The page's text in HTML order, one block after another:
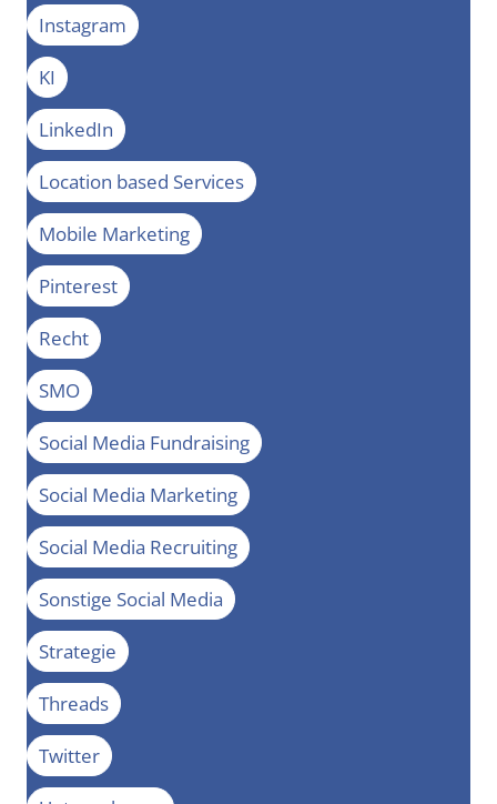
Instagram
KI
LinkedIn
Location based Services
Mobile Marketing
Pinterest
Recht
SMO
Social Media Fundraising
Social Media Marketing
Social Media Recruiting
Sonstige Social Media
Strategie
Threads
Twitter